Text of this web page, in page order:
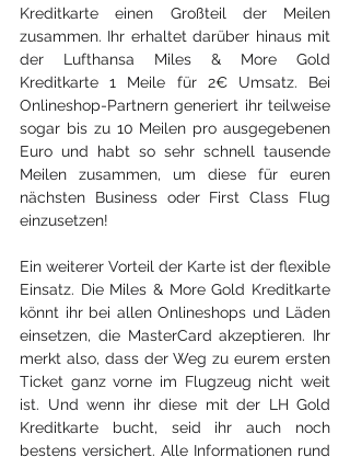
Kreditkarte einen Großteil der Meilen
zusammen. Ihr erhaltet darüber hinaus mit
der Lufthansa Miles & More Gold
Kreditkarte 1 Meile für 2€ Umsatz. Bei
Onlineshop-Partnern generiert ihr teilweise
sogar bis zu 10 Meilen pro ausgegebenen
Euro und habt so sehr schnell tausende
Meilen zusammen, um diese für euren
nächsten Business oder First Class Flug
einzusetzen!
Ein weiterer Vorteil der Karte ist der flexible
Einsatz. Die Miles & More Gold Kreditkarte
könnt ihr bei allen Onlineshops und Läden
einsetzen, die MasterCard akzeptieren. Ihr
merkt also, dass der Weg zu eurem ersten
Ticket ganz vorne im Flugzeug nicht weit
ist. Und wenn ihr diese mit der LH Gold
Kreditkarte bucht, seid ihr auch noch
bestens versichert. Alle Informationen rund